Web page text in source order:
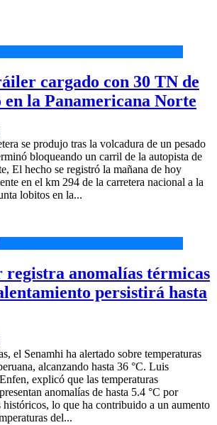
cargado con 30 TN de
en la Panamericana Norte
se produjo tras la volcadura de un pesado
bloqueando un carril de la autopista de
El hecho se registró la mañana de hoy
en el km 294 de la carretera nacional a la
lobitos en la...
anomalías térmicas
persistirá hasta
el Senamhi ha alertado sobre temperaturas
alcanzando hasta 36 °C. Luis
explicó que las temperaturas
anomalías de hasta 5.4 °C por
históricos, lo que ha contribuido a un aumento
del...